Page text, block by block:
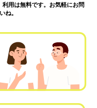
用は無料です。お気軽にお問
ね。